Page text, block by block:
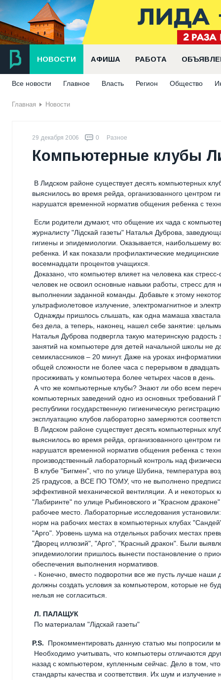
НОВОСТИ АФИША РАБОТА
Все новости Главное Власть Регион Общество
Главная Новости
29 декабря 2006 0 Разное
Компьютерные клубы
В Лидском районе существует десять компьютерных
выяснилось во время рейда, организованного центром
нарушатся временной норматив общения ребенка с
Если родители думают, что общение их чада с
журналисту "Лiдскай газеты" Наталья Дуброва,
гигиены и эпидемиологии. Оказывается, наибольшему
ребенка. И как показали профилактические
восемнадцати процентов учащихся.
Доказано, что компьютер влияет на человека как
человек не освоил основные навыки работы, стресс
выполнении заданной команды. Добавьте к этому
ультрафиолетовое излучение, электромагнитное и
Однажды пришлось слышать, как одна мамаша
без дела, а теперь, наконец, нашел себе занятие:
Наталья Дуброва подвергла такую материнскую
занятий на компьютере для детей начальной школы не
семиклассников – 20 минут. Даже на уроках
общей сложности не более часа с перерывом в
просиживать у компьютера более четырех часов в день.
А что же компьютерные клубы? Знают ли обо всем
компьютерных заведений одно из основных
республики государственную гигиеническую
эксплуатацию клубов лабораторно замеряются
В Лидском районе существует десять компьютерных
выяснилось во время рейда, организованного центром
нарушатся временной норматив общения ребенка с
производственный лабораторный контроль над
В клубе "Бигмен", что по улице Шубина, температура
25 градусов, a ВСЕ ПО ТОМУ, что не выполнено
эффективной механической вентиляции. А и некоторых
"Лабиринте" по улице Рыбиновского и "Красном
рабочее место. Лабораторные исследования
норм на рабочих местах в компьютерных клубах
"Арго". Уровень шума на отдельных рабочих местах
"Дворец иллюзий", "Арго", "Красный дракон". Были
эпидемиологии пришлось вынести постановление о
обеспечения выполнения нормативов.
- Конечно, вместо подворотни все же пусть лучше
должны создать условия за компьютером, которые не
нельзя не согласиться.
Л. ПАЛАЩУК
По материалам "Лiдскай газеты"
P.S. Прокомментировать данную статью мы попросили
Необходимо учитывать, что компьютеры отличаются
назад с компьютером, купленным сейчас. Дело в том,
стандарты качества и соответствия. Их шум и